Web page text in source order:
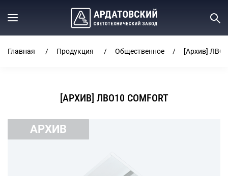
Главная Продукция Общественное [Архив]
[АРХИВ] ЛВО10 COMFORT
АРХИВ